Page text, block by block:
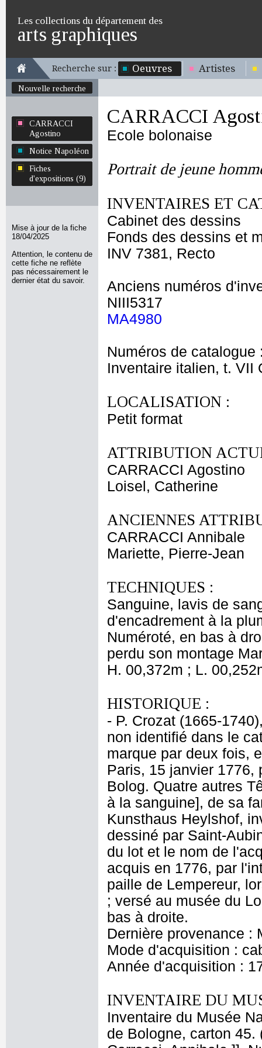
Les collections du département des
arts graphiques
Recherche sur : Oeuvres Artistes
Nouvelle recherche
CARRACCI
Agostino
Notice Napoléon
Fiches
d'expositions (9)
Mise à jour de la fiche
18/04/2025
Attention, le contenu de
cette fiche ne reflète
pas nécessairement le
dernier état du savoir.
CARRACCI
Ecole bolonaise
Portrait de jeune
INVENTAIRES ET
Cabinet des dessins
Fonds des dessins et
INV 7381, Recto
Anciens numéros
NIII5317
MA4980
Numéros de catalogue
Inventaire italien, t. VII
LOCALISATION :
Petit format
ATTRIBUTION
CARRACCI Agostino
Loisel, Catherine
ANCIENNES
CARRACCI Annibale
Mariette, Pierre-Jean
TECHNIQUES :
Sanguine, lavis de
d'encadrement à la
Numéroté, en bas à
perdu son montage
H. 00,372m ; L.
HISTORIQUE :
- P. Crozat (1665-
non identifié dans le
marque par deux fois,
Paris, 15 janvier 1776,
Bolog. Quatre autres
à la sanguine], de sa
Kunsthaus Heylshof,
dessiné par Saint-
du lot et le nom de
acquis en 1776, par
paille de Lempereur,
; versé au musée du
bas à droite.
Dernière provenance :
Mode d'acquisition :
Année d'acquisition :
INVENTAIRE DU
Inventaire du Musée
de Bologne, carton 45.